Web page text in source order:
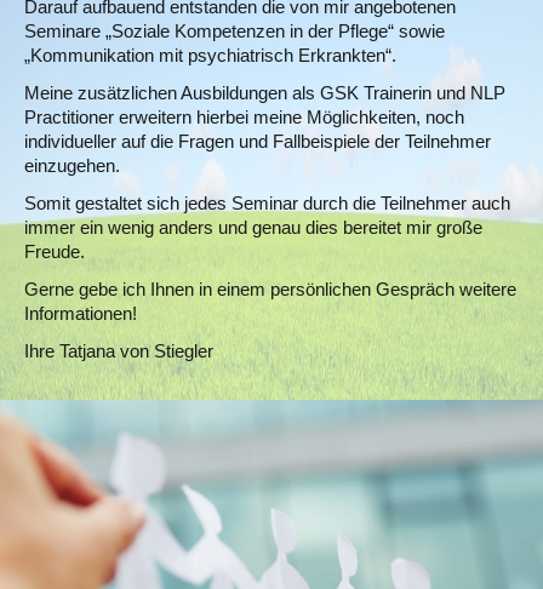
Darauf aufbauend entstanden die von mir angebotenen
Seminare „Soziale Kompetenzen in der Pflege“ sowie
„Kommunikation mit psychiatrisch Erkrankten“.
Meine zusätzlichen Ausbildungen als GSK Trainerin und NLP
Practitioner erweitern hierbei meine Möglichkeiten, noch
individueller auf die Fragen und Fallbeispiele der Teilnehmer
einzugehen.
Somit gestaltet sich jedes Seminar durch die Teilnehmer auch
immer ein wenig anders und genau dies bereitet mir große
Freude.
Gerne gebe ich Ihnen in einem persönlichen Gespräch weitere
Informationen!
Ihre Tatjana von Stiegler